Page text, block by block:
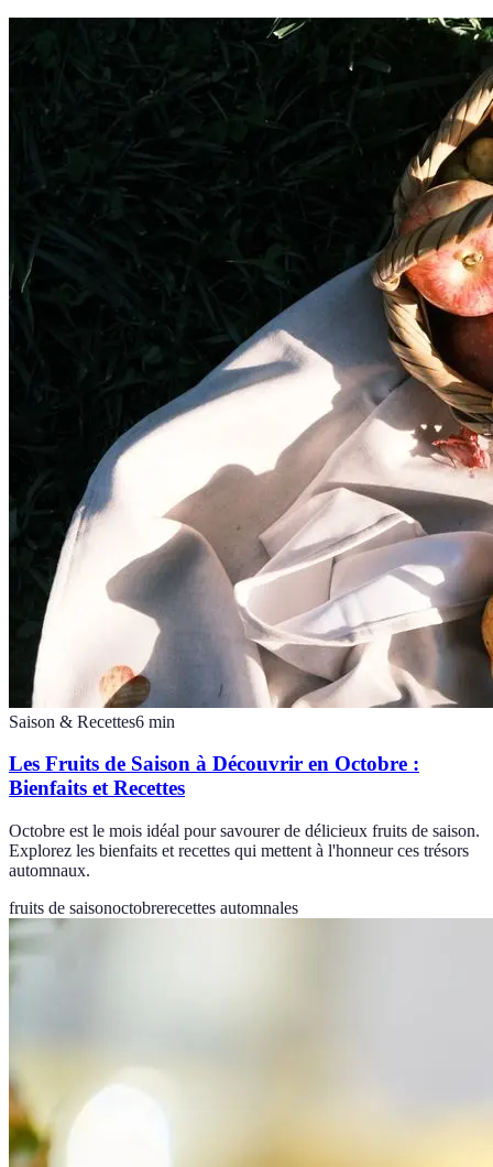
Saison & Recettes6 min
Les Fruits de Saison à Découvrir en Octobre :
Bienfaits et Recettes
Octobre est le mois idéal pour savourer de délicieux fruits de saison.
Explorez les bienfaits et recettes qui mettent à l'honneur ces trésors
automnaux.
fruits de saisonoctobrerecettes automnales